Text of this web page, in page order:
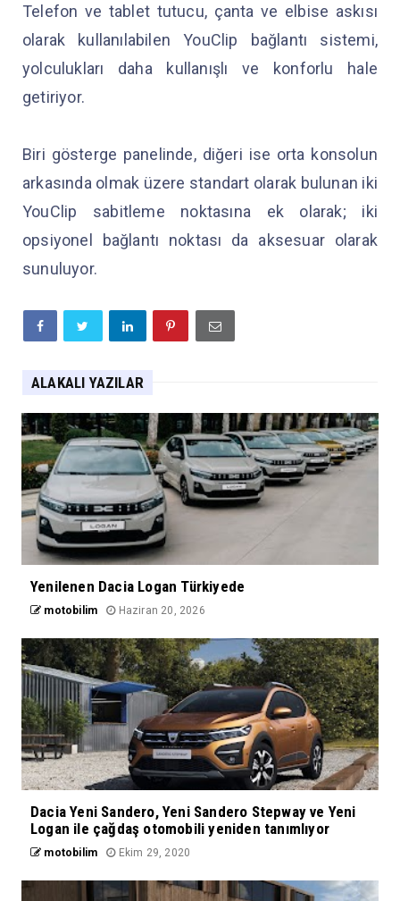
Telefon ve tablet tutucu, çanta ve elbise askısı
olarak kullanılabilen YouClip bağlantı sistemi,
yolculukları daha kullanışlı ve konforlu hale
getiriyor.
Biri gösterge panelinde, diğeri ise orta konsolun
arkasında olmak üzere standart olarak bulunan iki
YouClip sabitleme noktasına ek olarak; iki
opsiyonel bağlantı noktası da aksesuar olarak
sunuluyor.
ALAKALI YAZILAR
Yenilenen Dacia Logan Türkiyede
motobilim Haziran 20, 2026
Dacia Yeni Sandero, Yeni Sandero Stepway ve Yeni
Logan ile çağdaş otomobili yeniden tanımlıyor
motobilim Ekim 29, 2020